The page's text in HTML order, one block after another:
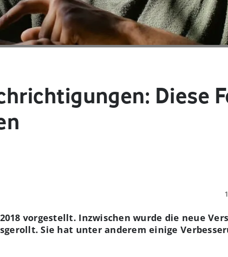
Diese
vorgestellt. Inzwischen wurde die neue
Sie hat unter anderem einige